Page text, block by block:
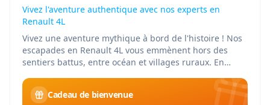
Vivez l'aventure authentique avec nos experts en
Renault 4L
Vivez une aventure mythique à bord de l'histoire ! Nos
escapades en Renault 4L vous emmènent hors des
sentiers battus, entre océan et villages ruraux. En
changement : chaque kilomètre parcouru finance
l'accès à l'eau potable via l'association Car Elma.
Cadeau de bienvenue